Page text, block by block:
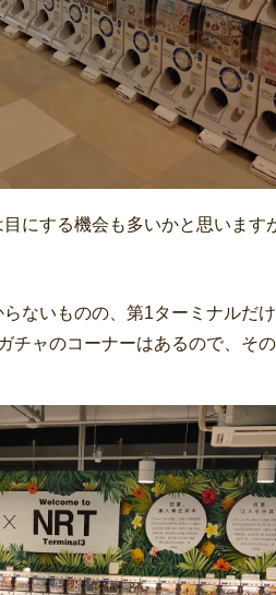
にする機会も多いかと思いま
ないものの、第1ターミナルだ
チャのコーナーはあるので、そ